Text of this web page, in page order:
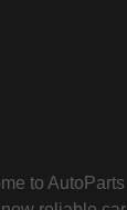
to